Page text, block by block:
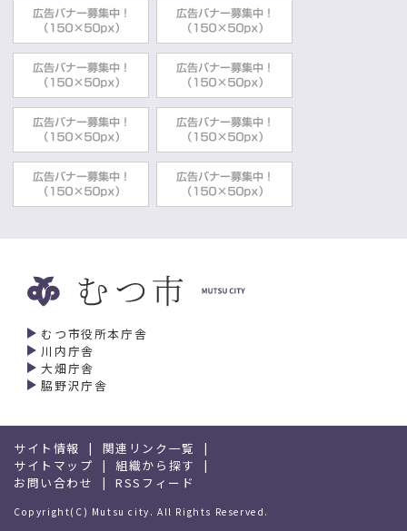
都市計画図の交付
2025年06月11日 まちづくり・都市計画に関する各種制度・事業
路外駐車場の届出・設置基準について
まちづくり推進部都市計画課
2025年05月01日 都市計画
むつ市の都市計画
まちづくり推進部都市計画課
田名部まちなか再生協議会
金谷都市拠点地区都市再生整備計画
まちづくり推進部都市計画課
2025年03月25日
むつ市都市計画審議会
むつ市役所本庁舎
川内庁舎
大畑庁舎
脇野沢庁舎
サイト情報
関連リンク一覧
サイトマップ
組織から探す
お問い合わせ
RSSフィード
Copyright(C) Mutsu city. All Rights Reserved.